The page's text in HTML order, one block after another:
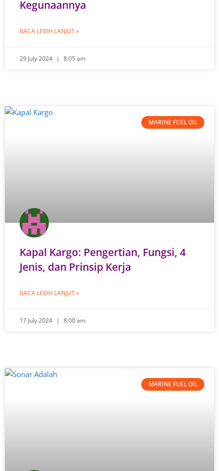
Kegunaannya
BACA LEBIH LANJUT »
29 July 2024 8:05 am
MARINE FUEL OIL
Kapal Kargo: Pengertian, Fungsi, 4
Jenis, dan Prinsip Kerja
BACA LEBIH LANJUT »
17 July 2024 8:00 am
MARINE FUEL OIL